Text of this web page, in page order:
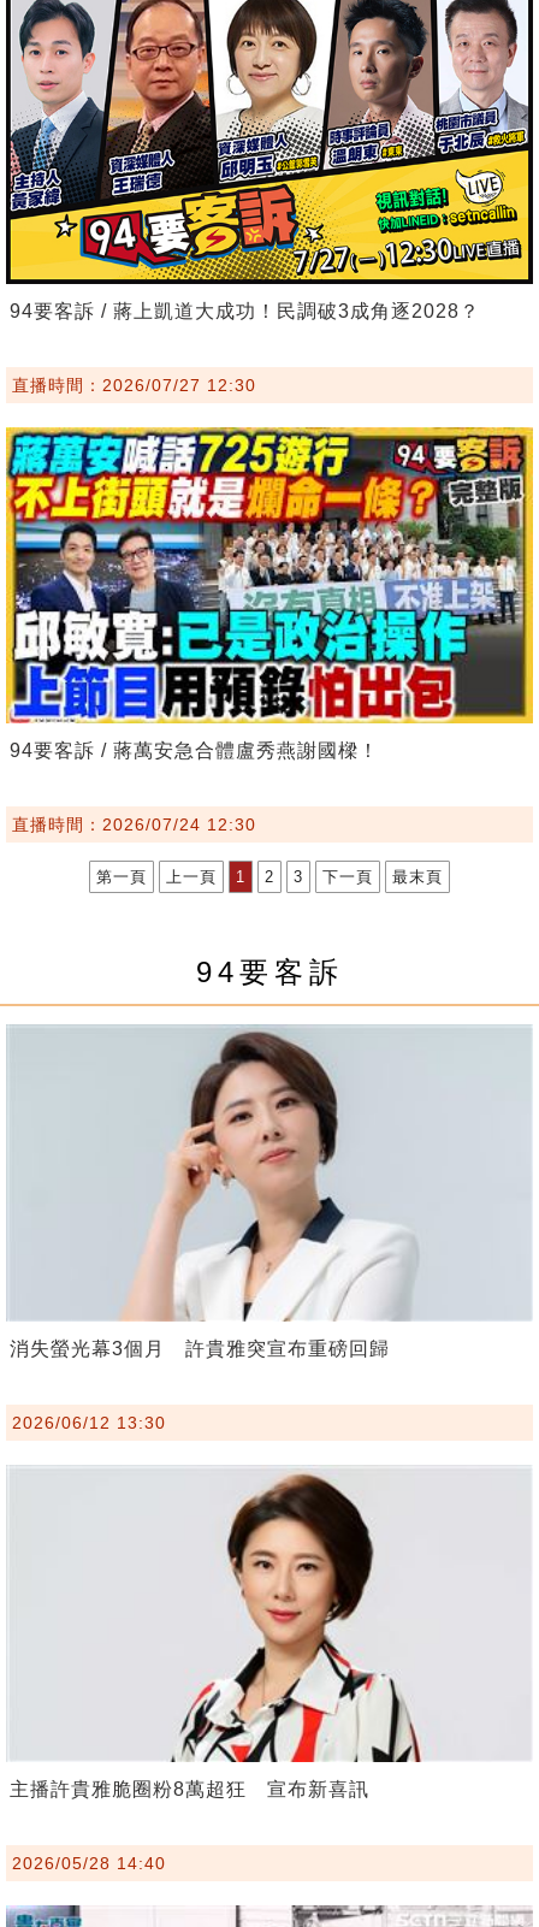
94要客訴 / 蔣上凱道大成功！民調破3成角逐2028？
直播時間：2026/07/27 12:30
94要客訴 / 蔣萬安急合體盧秀燕謝國樑！
直播時間：2026/07/24 12:30
第一頁 上一頁 1 2 3 下一頁 最末頁
94要客訴
消失螢光幕3個月 許貴雅突宣布重磅回歸
2026/06/12 13:30
主播許貴雅脆圈粉8萬超狂 宣布新喜訊
2026/05/28 14:40